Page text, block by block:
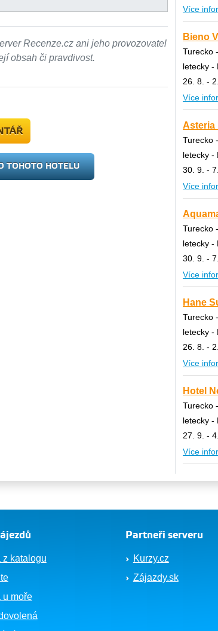
Recenze.cz ani jeho provozovatel
obsah či pravdivost.
TOHOTO HOTELU
Více
Bieno
Turecko
letecky -
26. 8. -
Více
Asteria
Turecko
letecky -
30. 9. -
Více
Turecko
letecky -
30. 9. -
Více
Hane
Turecko
letecky -
26. 8. -
Více
Hotel
Turecko
letecky -
27. 9. -
Více
z katalogu
u moře
Partneři serveru
Kurzy.cz
Zájazdy.sk